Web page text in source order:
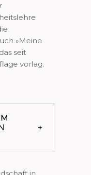
»Meine
seit
vorlag.
in